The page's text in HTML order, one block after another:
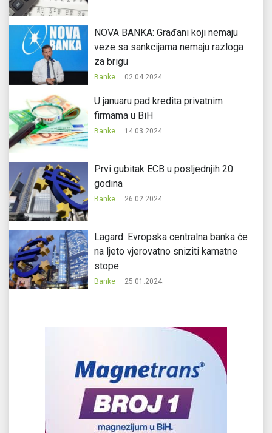
NOVA BANKA: Građani koji nemaju
veze sa sankcijama nemaju razloga
za brigu
Banke 02.04.2024.
U januaru pad kredita privatnim
firmama u BiH
Banke 14.03.2024.
Prvi gubitak ECB u posljednjih 20
godina
Banke 26.02.2024.
Lagard: Evropska centralna banka će
na ljeto vjerovatno sniziti kamatne
stope
Banke 25.01.2024.